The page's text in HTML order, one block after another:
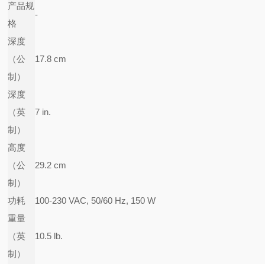
产品规
格
-
深度
（公
制）
17.8 cm
深度
（英
制）
7 in.
高度
（公
制）
29.2 cm
功耗
100-230 VAC, 50/60 Hz, 150 W
重量
（英
制）
10.5 lb.